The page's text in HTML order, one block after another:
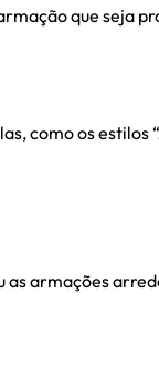
que seja
como os estilos
as armações